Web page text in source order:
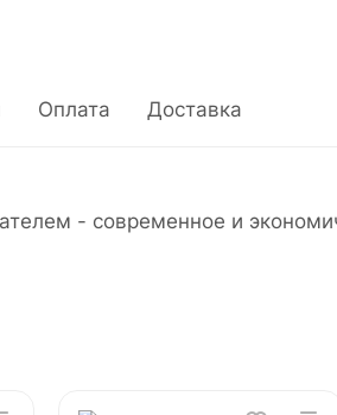
Оплата Доставка
- современное и